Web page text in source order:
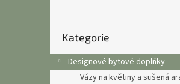
r
a
kategorie
Kategorie
Designové bytové doplňky
Vázy na květiny a sušená